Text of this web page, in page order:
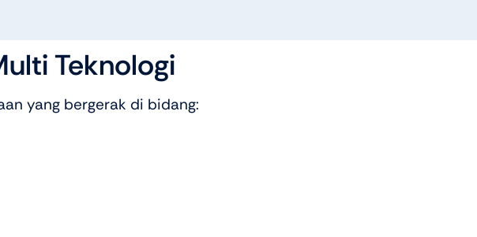
Teknologi
yang bergerak di bidang: